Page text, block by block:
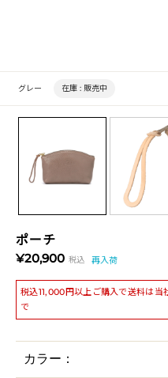
ポーチ
¥20,900 税込 再入荷
税込11,000円以上ご購入で送料は
で
グレー 在庫 : 販売中
カラー：